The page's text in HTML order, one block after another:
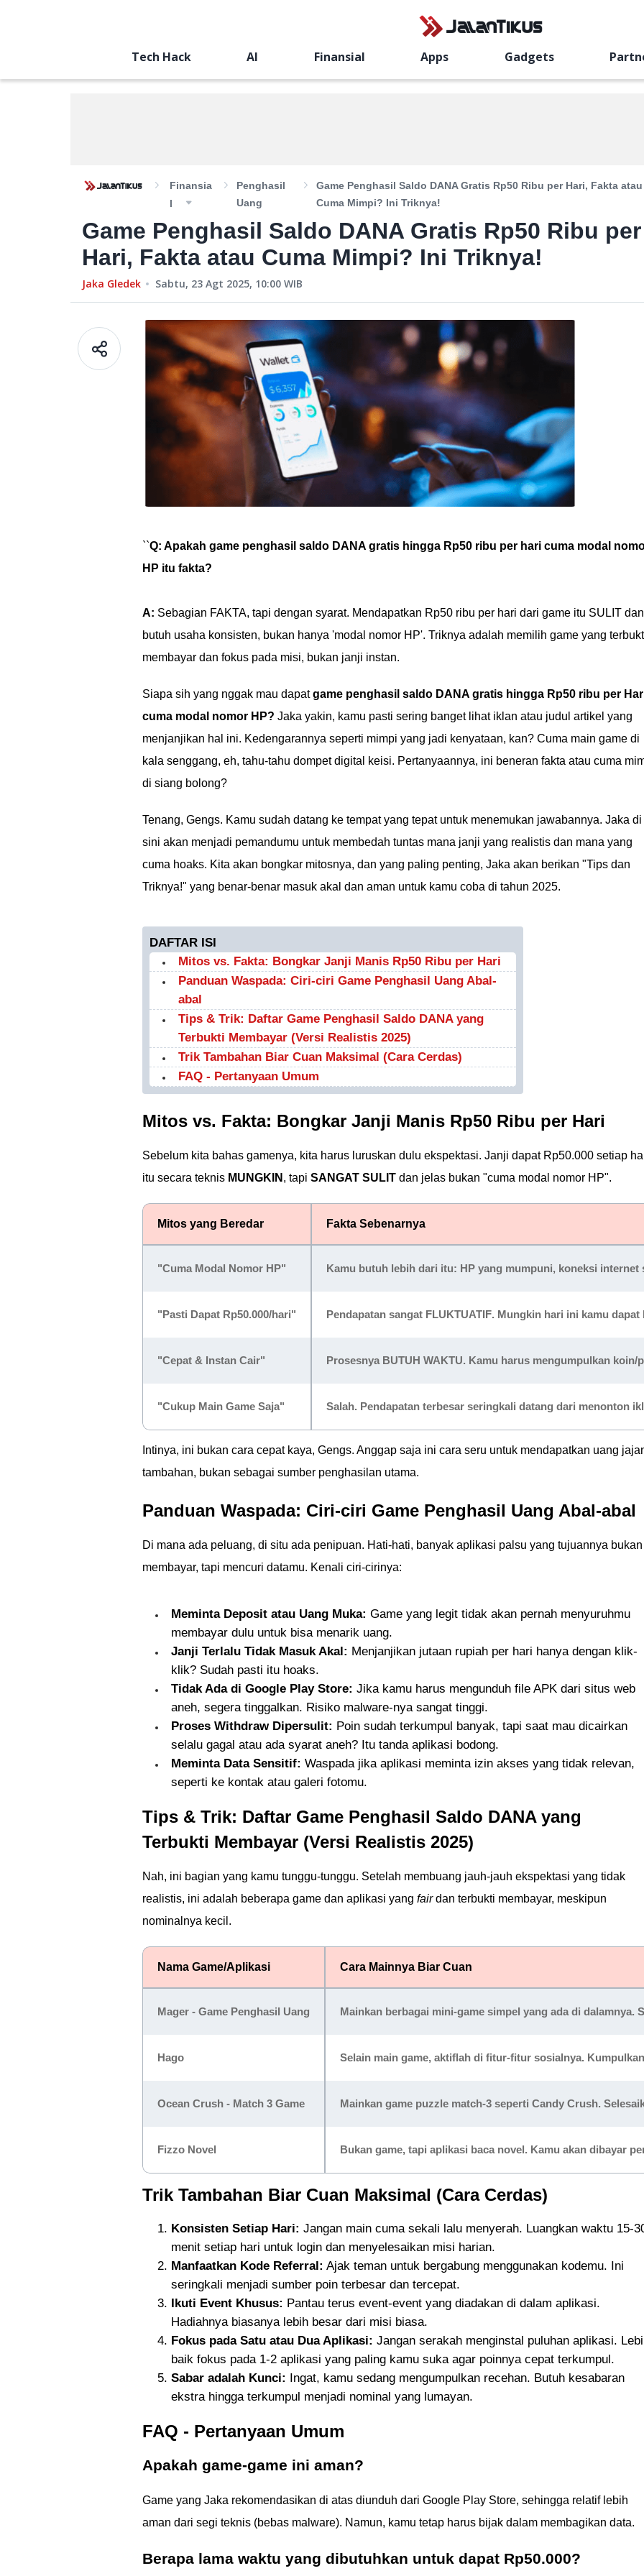
Tech Hack AI Finansial Apps Gadgets
Finansia
L
Penghasil
Uang
Game Penghasil Saldo DANA Gratis Rp50 Ribu per Hari, Fakta atau
Cuma Mimpi? Ini Triknya!
Game Penghasil Saldo DANA Gratis Rp50 Ribu per
Hari, Fakta atau Cuma Mimpi? Ini Triknya!
Jaka Gledek Sabtu, 23 Agt 2025, 10:00 WIB
``Q: Apakah game penghasil saldo DANA gratis hingga Rp50 ribu per hari cuma modal
HP itu fakta?
A: Sebagian FAKTA, tapi dengan syarat. Mendapatkan Rp50 ribu per hari dari game itu SULIT dan
butuh usaha konsisten, bukan hanya 'modal nomor HP'. Triknya adalah memilih game yang
membayar dan fokus pada misi, bukan janji instan.
Siapa sih yang nggak mau dapatgame penghasil saldo DANA gratis hingga Rp50 ribu per
cuma modal nomor HP? Jaka yakin, kamu pasti sering banget lihat iklan atau judul artikel yang
menjanjikan hal ini. Kedengarannya seperti mimpi yang jadi kenyataan, kan? Cuma main game di
kala senggang, eh, tahu-tahu dompet digital keisi. Pertanyaannya, ini beneran fakta atau cuma
di siang bolong?
Tenang, Gengs. Kamu sudah datang ke tempat yang tepat untuk menemukan jawabannya. Jaka di
sini akan menjadi pemandumu untuk membedah tuntas mana janji yang realistis dan mana yang
cuma hoaks. Kita akan bongkar mitosnya, dan yang paling penting, Jaka akan berikan "Tips dan
Triknya!" yang benar-benar masuk akal dan aman untuk kamu coba di tahun 2025.
DAFTAR ISI
Mitos vs. Fakta: Bongkar Janji Manis Rp50 Ribu per Hari
Panduan Waspada: Ciri-ciri Game Penghasil Uang Abal-
abal
Tips & Trik: Daftar Game Penghasil Saldo DANA yang
Terbukti Membayar (Versi Realistis 2025)
Trik Tambahan Biar Cuan Maksimal (Cara Cerdas)
FAQ - Pertanyaan Umum
Mitos vs. Fakta: Bongkar Janji Manis Rp50 Ribu per Hari
Sebelum kita bahas gamenya, kita harus luruskan dulu ekspektasi. Janji dapat Rp50.000 setiap
itu secara teknis MUNGKIN , tapi SANGAT SULIT dan jelas bukan "cuma modal nomor HP".
Mitos yang Beredar Fakta Sebenarnya
"Cuma Modal Nomor HP" Kamu butuh lebih dari itu: HP yang mumpuni, koneksi internet
"Pasti Dapat Rp50.000/hari" Pendapatan sangat FLUKTUATIF. Mungkin hari ini kamu dapat
"Cepat & Instan Cair" Prosesnya BUTUH WAKTU. Kamu harus mengumpulkan
"Cukup Main Game Saja" Salah. Pendapatan terbesar seringkali datang dari menonton
Intinya, ini bukan cara cepat kaya, Gengs. Anggap saja ini cara seru untuk mendapatkan uang
tambahan, bukan sebagai sumber penghasilan utama.
Panduan Waspada: Ciri-ciri Game Penghasil Uang Abal-abal
Di mana ada peluang, di situ ada penipuan. Hati-hati, banyak aplikasi palsu yang tujuannya bukan
membayar, tapi mencuri datamu. Kenali ciri-cirinya:
Meminta Deposit atau Uang Muka: Game yang legit tidak akan pernah menyuruhmu
membayar dulu untuk bisa menarik uang.
Janji Terlalu Tidak Masuk Akal: Menjanjikan jutaan rupiah per hari hanya dengan klik-
klik? Sudah pasti itu hoaks.
Tidak Ada di Google Play Store: Jika kamu harus mengunduh file APK dari situs web
aneh, segera tinggalkan. Risiko malware-nya sangat tinggi.
Proses Withdraw Dipersulit: Poin sudah terkumpul banyak, tapi saat mau dicairkan
selalu gagal atau ada syarat aneh? Itu tanda aplikasi bodong.
Meminta Data Sensitif: Waspada jika aplikasi meminta izin akses yang tidak relevan,
seperti ke kontak atau galeri fotomu.
Tips & Trik: Daftar Game Penghasil Saldo DANA yang
Terbukti Membayar (Versi Realistis 2025)
Nah, ini bagian yang kamu tunggu-tunggu. Setelah membuang jauh-jauh ekspektasi yang tidak
realistis, ini adalah beberapa game dan aplikasi yang fairdan terbukti membayar, meskipun
nominalnya kecil.
Nama Game/Aplikasi Cara Mainnya Biar Cuan
Mager - Game Penghasil Uang Mainkan berbagai mini-game simpel yang ada di
Hago Selain main game, aktiflah di fitur-fitur sosialnya.
Ocean Crush - Match 3 Game Mainkan game puzzle match-3 seperti Candy Crush.
Fizzo Novel Bukan game, tapi aplikasi baca novel. Kamu akan dibayar
Trik Tambahan Biar Cuan Maksimal (Cara Cerdas)
Konsisten Setiap Hari: Jangan main cuma sekali lalu menyerah. Luangkan waktu 15-
menit setiap hari untuk login dan menyelesaikan misi harian.
Manfaatkan Kode Referral: Ajak teman untuk bergabung menggunakan kodemu. Ini
seringkali menjadi sumber poin terbesar dan tercepat.
Ikuti Event Khusus: Pantau terus event-event yang diadakan di dalam aplikasi.
Hadiahnya biasanya lebih besar dari misi biasa.
Fokus pada Satu atau Dua Aplikasi: Jangan serakah menginstal puluhan aplikasi.
baik fokus pada 1-2 aplikasi yang paling kamu suka agar poinnya cepat terkumpul.
Sabar adalah Kunci: Ingat, kamu sedang mengumpulkan recehan. Butuh kesabaran
ekstra hingga terkumpul menjadi nominal yang lumayan.
FAQ - Pertanyaan Umum
Apakah game-game ini aman?
Game yang Jaka rekomendasikan di atas diunduh dari Google Play Store, sehingga relatif lebih
aman dari segi teknis (bebas malware). Namun, kamu tetap harus bijak dalam membagikan data.
Berapa lama waktu yang dibutuhkan untuk dapat Rp50.000?